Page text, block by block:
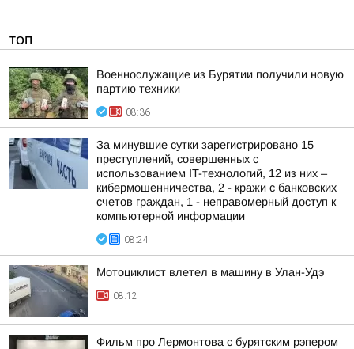
ТОП
Военнослужащие из Бурятии получили новую
партию техники
08:36
За минувшие сутки зарегистрировано 15
преступлений, совершенных с
использованием IT-технологий, 12 из них –
кибермошенничества, 2 - кражи с банковских
счетов граждан, 1 - неправомерный доступ к
компьютерной информации
08:24
Мотоциклист влетел в машину в Улан-Удэ
08:12
Фильм про Лермонтова с бурятским рэпером